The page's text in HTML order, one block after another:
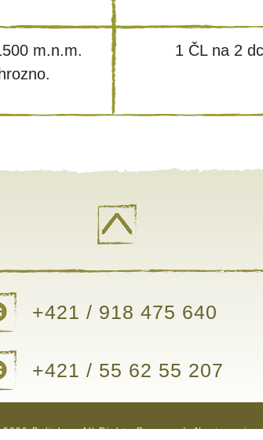
m.n.m.
1 ČL na 2
+421 / 918 475 640
+421 / 55 62 55 207
Bylinkar. All Rights Reserved.Nastavenia